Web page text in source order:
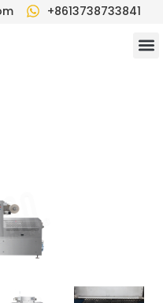
+8613738733841